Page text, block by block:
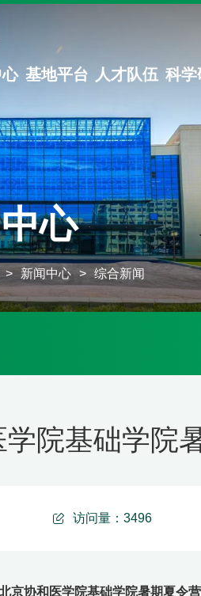
基地平台 人才队伍 科学
心
> 新闻中心 > 综合新闻
院基础学院
访问量： 3496
京协和医学院基础学院暑期夏令